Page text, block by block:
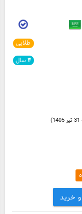
و خرید
طلایی
۴سال